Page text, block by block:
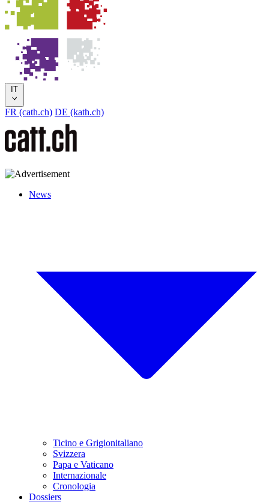
IT
FR (cath.ch) DE (kath.ch)
News
Ticino e Grigionitaliano
Svizzera
Papa e Vaticano
Internazionale
Cronologia
Dossiers